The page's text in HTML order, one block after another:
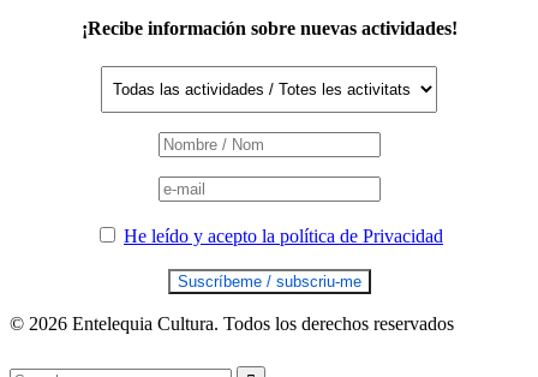
¡Recibe información sobre nuevas actividades!
He leído y acepto la política de Privacidad
© 2026 Entelequia Cultura. Todos los derechos reservados